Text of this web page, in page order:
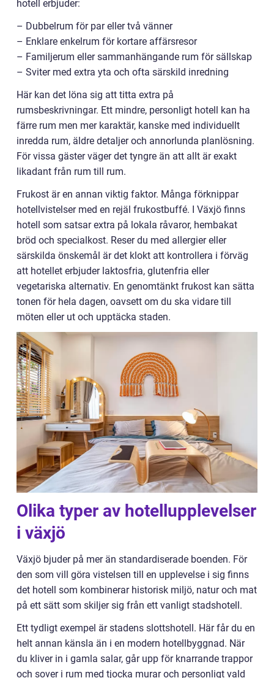
hotell erbjuder:
– Dubbelrum för par eller två vänner
– Enklare enkelrum för kortare affärsresor
– Familjerum eller sammanhängande rum för sällskap
– Sviter med extra yta och ofta särskild inredning
Här kan det löna sig att titta extra på
rumsbeskrivningar. Ett mindre, personligt hotell kan ha
färre rum men mer karaktär, kanske med individuellt
inredda rum, äldre detaljer och annorlunda planlösning.
För vissa gäster väger det tyngre än att allt är exakt
likadant från rum till rum.
Frukost är en annan viktig faktor. Många förknippar
hotellvistelser med en rejäl frukostbuffé. I Växjö finns
hotell som satsar extra på lokala råvaror, hembakat
bröd och specialkost. Reser du med allergier eller
särskilda önskemål är det klokt att kontrollera i förväg
att hotellet erbjuder laktosfria, glutenfria eller
vegetariska alternativ. En genomtänkt frukost kan sätta
tonen för hela dagen, oavsett om du ska vidare till
möten eller ut och upptäcka staden.
Olika typer av hotellupplevelser
i växjö
Växjö bjuder på mer än standardiserade boenden. För
den som vill göra vistelsen till en upplevelse i sig finns
det hotell som kombinerar historisk miljö, natur och mat
på ett sätt som skiljer sig från ett vanligt stadshotell.
Ett tydligt exempel är stadens slottshotell. Här får du en
helt annan känsla än i en modern hotellbyggnad. När
du kliver in i gamla salar, går upp för knarrande trappor
och sover i rum med tjocka murar och personligt vald